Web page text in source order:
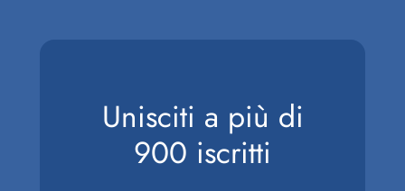
Unisciti a più di
900 iscritti